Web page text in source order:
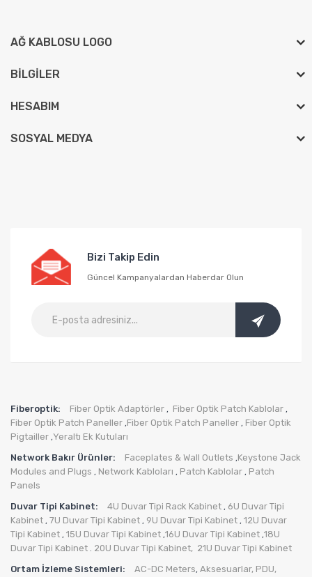
AĞ KABLOSU LOGO
BILGILER
HESABIM
SOSYAL MEDYA
Bizi Takip Edin
Güncel Kampanyalardan Haberdar Olun
Fiberoptik: Fiber Optik Adaptörler , Fiber Optik Patch Kablolar ,
Fiber Optik Patch Paneller ,Fiber Optik Patch Paneller , Fiber Optik
Pigtailler ,Yeraltı Ek Kutuları
Network Bakır Ürünler:
Faceplates & Wall Outlets ,Keystone Jack
Modules and Plugs , Network Kabloları , Patch Kablolar , Patch
Panels
Duvar Tipi Kabinet:
4U Duvar Tipi Rack Kabinet , 6U Duvar Tipi
Kabinet , 7U Duvar Tipi Kabinet , 9U Duvar Tipi Kabinet , 12U Duvar
Tipi Kabinet , 15U Duvar Tipi Kabinet ,16U Duvar Tipi Kabinet ,18U
Duvar Tipi Kabinet . 20U Duvar Tipi Kabinet, 21U Duvar Tipi Kabinet
Ortam İzleme Sistemleri:
AC-DC Meters, Aksesuarlar, PDU,